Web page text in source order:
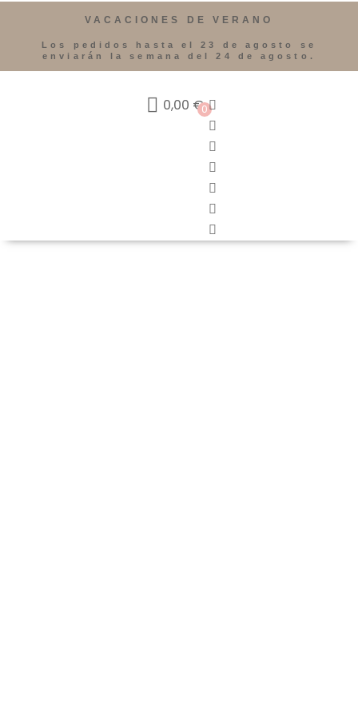
VACACIONES DE VERANO
Los pedidos hasta el 23 de agosto se
enviarán la semana del 24 de agosto.
0,00 €0